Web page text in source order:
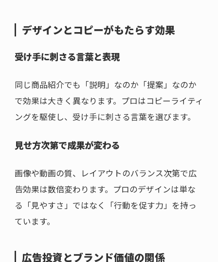
デザインとコピーがもたらす効果
受け手に刺さる言葉と表現
同じ商品紹介でも「説明」なのか「提案」なのか
で効果は大きく異なります。プロはコピーライティ
ングを駆使し、受け手に刺さる言葉を選びます。
見せ方次第で成果が変わる
画像や動画の質、レイアウトのバランス次第で広
告効果は数倍変わります。プロのデザインは単な
る「見やすさ」ではなく「行動を促す力」を持っ
ています。
広告投資とブランド価値の関係